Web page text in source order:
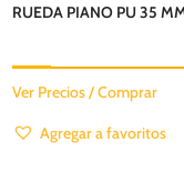
RUEDA PIANO PU 35
Ver Precios / Comprar
Agregar a favoritos